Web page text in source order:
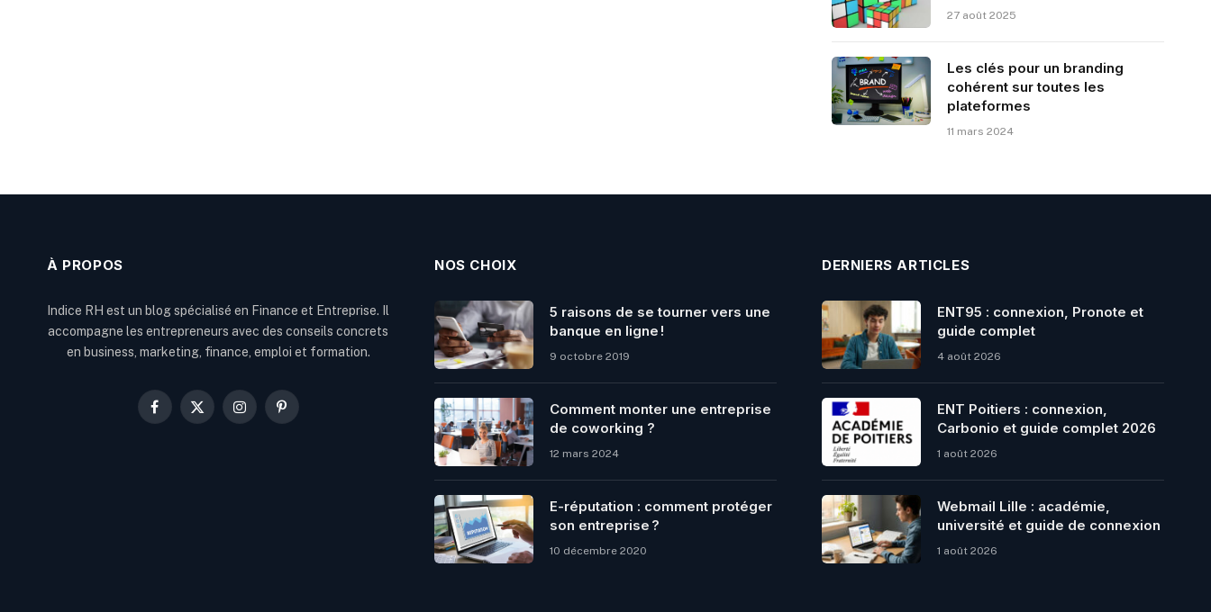
27 août 2025
Les clés pour un branding
cohérent sur toutes les
plateformes
11 mars 2024
À PROPOS
Indice RH est un blog spécialisé en Finance et Entreprise. Il
accompagne les entrepreneurs avec des conseils concrets
en business, marketing, finance, emploi et formation.
Facebook
X
InstagramPinterest
NOS CHOIX
5 raisons de se tourner vers une
banque en ligne !
9 octobre 2019
Comment monter une entreprise
de coworking ?
12 mars 2024
E-réputation : comment protéger
son entreprise ?
10 décembre 2020
DERNIERS ARTICLES
ENT95 : connexion, Pronote et
guide complet
4 août 2026
ENT Poitiers : connexion,
Carbonio et guide complet 2026
1 août 2026
Webmail Lille : académie,
université et guide de connexion
1 août 2026